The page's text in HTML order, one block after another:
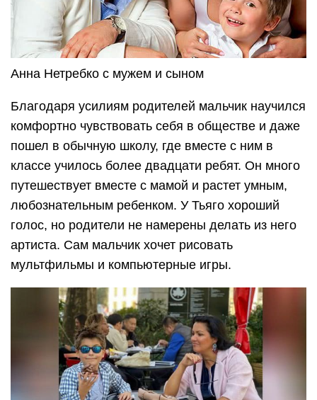
Анна Нетребко с мужем и сыном
Благодаря усилиям родителей мальчик научился
комфортно чувствовать себя в обществе и даже
пошел в обычную школу, где вместе с ним в
классе училось более двадцати ребят. Он много
путешествует вместе с мамой и растет умным,
любознательным ребенком. У Тьяго хороший
голос, но родители не намерены делать из него
артиста. Сам мальчик хочет рисовать
мультфильмы и компьютерные игры.